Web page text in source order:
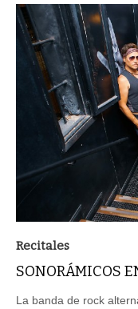
Recitales
SONORÁMICOS
La banda de rock